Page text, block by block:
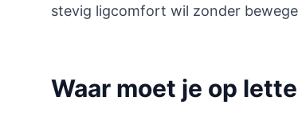
stevig ligcomfort wil zonder
Waar moet je op